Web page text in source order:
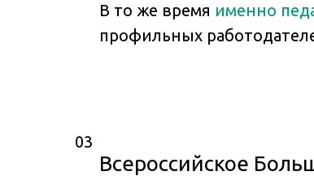
В то же время именно
профильных
Всероссийское
03